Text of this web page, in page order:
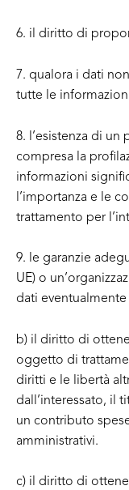
6. il diritto di
7. qualora i dati
tutte le
8. l’esistenza di
compresa la
informazioni
l’importanza e le
trattamento per
9. le garanzie
UE) o
dati eventualmente
b) il diritto di
oggetto di
diritti e le libertà
dall’interessato, il
un contributo
amministrativi.
c) il diritto di